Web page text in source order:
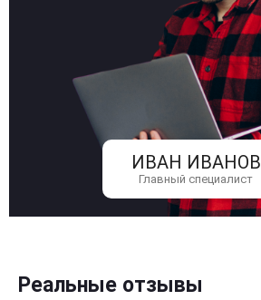
ИВАН ИВАНОВ
Главный специалист
Реальные отзывы